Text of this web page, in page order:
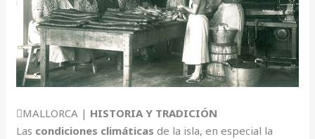
MALLORCA | HISTORIA Y TRADICIÓN
Las condiciones climáticasde la isla, en especial la